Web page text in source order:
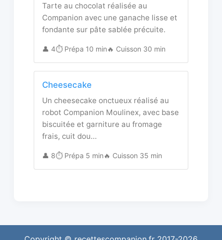
Tarte au chocolat réalisée au
Companion avec une ganache lisse et
fondante sur pâte sablée précuite.
👤 4⏱️ Prépa 10 min🔥 Cuisson 30 min
Cheesecake
Un cheesecake onctueux réalisé au
robot Companion Moulinex, avec base
biscuitée et garniture au fromage
frais, cuit dou…
👤 8⏱️ Prépa 5 min🔥 Cuisson 35 min